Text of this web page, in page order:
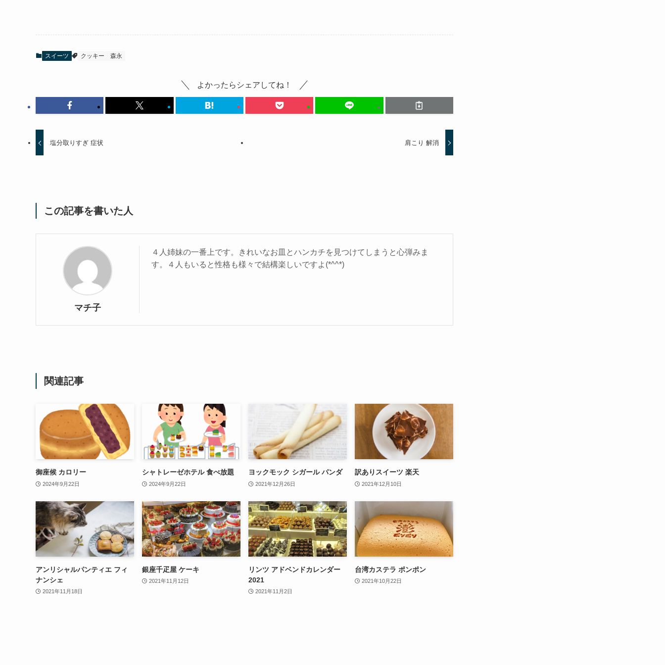
スイーツ クッキー 森永
よかったらシェアしてね！
塩分取りすぎ 症状 肩こり 解消
この記事を書いた人
マチ子
４人姉妹の一番上です。きれいなお皿とハンカチを見つけてしまうと心弾みま
す。４人もいると性格も様々で結構楽しいですよ(*^^*)
関連記事
御座候 カロリー
2024年9月22日
シャトレーゼホテル 食べ放題
2024年9月22日
ヨックモック シガール パンダ
2021年12月26日
訳ありスイーツ 楽天
2021年12月10日
アンリシャルパンティエ フィ
ナンシェ
2021年11月18日
銀座千疋屋 ケーキ
2021年11月12日
リンツ アドベンドカレンダー
2021
2021年11月2日
台湾カステラ ポンポン
2021年10月22日